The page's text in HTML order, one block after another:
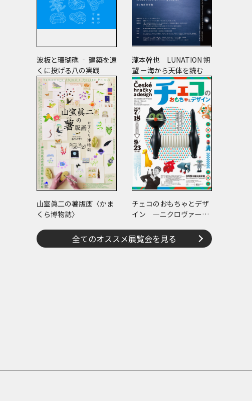
波板と珊瑚礁 ‐ 建築を遠
くに投げる八の実践
瀧本幹也 LUNATION 朔
望 －海から天体を読む
山室眞二の薯版画〈かま
くら博物誌〉
チェコのおもちゃとデザ
イン ―ニクロヴァーの
現代作家のアートまで―
全てのオススメ展覧会を見る